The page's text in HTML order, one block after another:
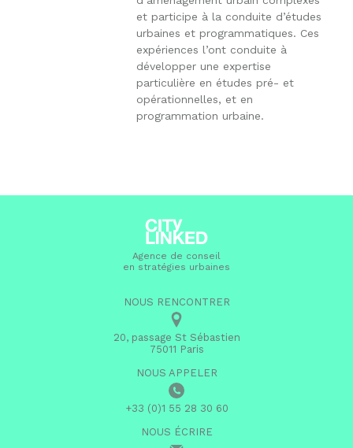
et participe à la conduite d’études
urbaines et programmatiques. Ces
expériences l’ont conduite à
développer une expertise
particulière en études pré- et
opérationnelles, et en
programmation urbaine.
Agence de conseil
en stratégies urbaines
NOUS RENCONTRER
20, passage St Sébastien
75011 Paris
NOUS APPELER
+33 (0)1 55 28 30 60
NOUS ÉCRIRE